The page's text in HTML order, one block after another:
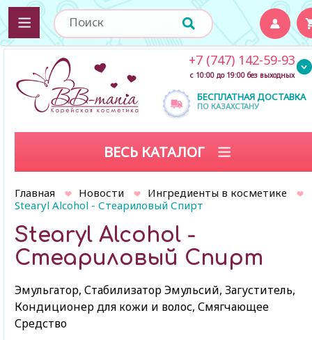
БЕСПЛАТНАЯ ДОСТАВКА
ПО КАЗАХСТАНУ
+7 (747) 142-59-93
с 10:00 до 19:00 без выходных
ВЕСЬ КАТАЛОГ
Главная Новости
Ингредиенты в косметике
Stearyl Alcohol - Стеариловый Спирт
Stearyl Alcohol -
Стеариловый Спирт
Эмульгатор, Стабилизатор Эмульсий, Загуститель,
Кондиционер для кожи и волос, Смягчающее
Средство